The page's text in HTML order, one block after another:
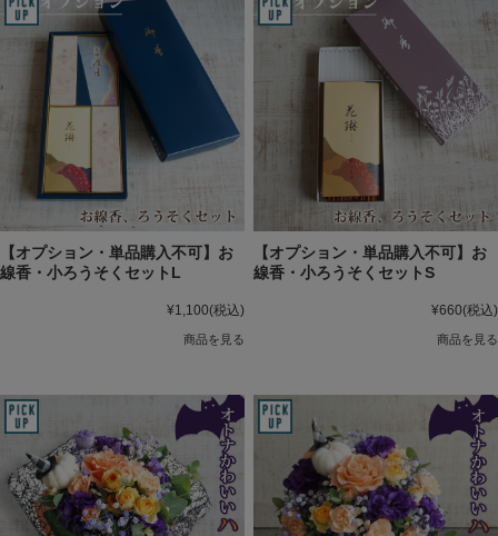
【オプション・単品購入不可】お
線香・小ろうそくセットL
¥1,100(税込)
商品を見る
【オプション・単品購入不可】お
線香・小ろうそくセットS
¥660(税込)
商品を見る